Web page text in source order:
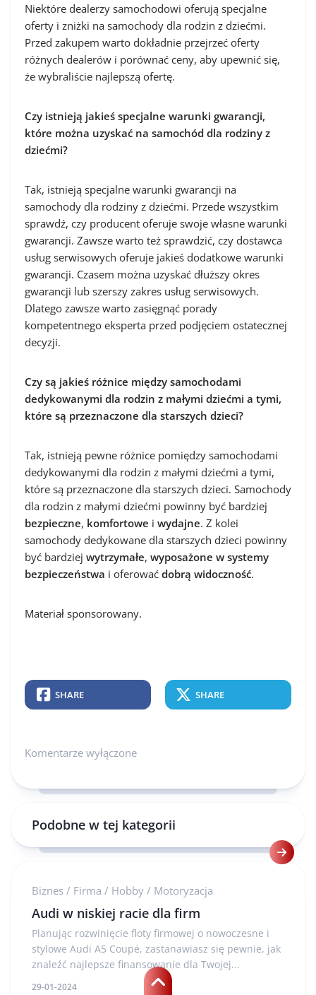
Niektóre dealerzy samochodowi oferują specjalne
oferty i zniżki na samochody dla rodzin z dziećmi.
Przed zakupem warto dokładnie przejrzeć oferty
różnych dealerów i porównać ceny, aby upewnić się,
że wybraliście najlepszą ofertę.
Czy istnieją jakieś specjalne warunki gwarancji,
które można uzyskać na samochód dla rodziny z
dziećmi?
Tak, istnieją specjalne warunki gwarancji na
samochody dla rodziny z dziećmi. Przede wszystkim
sprawdź, czy producent oferuje swoje własne warunki
gwarancji. Zawsze warto też sprawdzić, czy dostawca
usług serwisowych oferuje jakieś dodatkowe warunki
gwarancji. Czasem można uzyskać dłuższy okres
gwarancji lub szerszy zakres usług serwisowych.
Dlatego zawsze warto zasięgnąć porady
kompetentnego eksperta przed podjęciem ostatecznej
decyzji.
Czy są jakieś różnice między samochodami
dedykowanymi dla rodzin z małymi dziećmi a tymi,
które są przeznaczone dla starszych dzieci?
Tak, istnieją pewne różnice pomiędzy samochodami
dedykowanymi dla rodzin z małymi dziećmi a tymi,
które są przeznaczone dla starszych dzieci. Samochody
dla rodzin z małymi dziećmi powinny być bardziej
bezpieczne, komfortowe i wydajne. Z kolei
samochody dedykowane dla starszych dzieci powinny
być bardziej wytrzymałe, wyposażone w systemy
bezpieczeństwa i oferować dobrą widoczność.
Materiał sponsorowany.
SHARE SHARE
Komentarze wyłączone
Podobne w tej kategorii
Biznes / Firma / Hobby / Motoryzacja
Audi w niskiej racie dla firm
Planując rozwinięcie floty firmowej o nowoczesne i
stylowe Audi A5 Coupé, zastanawiasz się pewnie, jak
znaleźć najlepsze finansowanie dla Twojej...
29-01-2024